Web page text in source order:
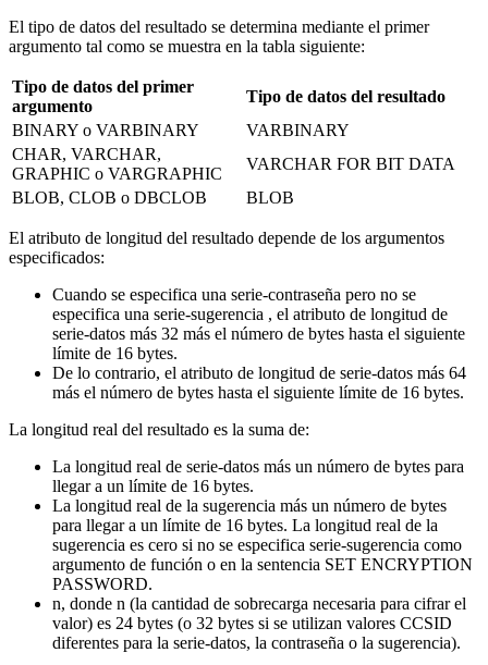
El tipo de datos del resultado se determina mediante el primer
argumento tal como se muestra en la tabla siguiente:
Tipo de datos del primer
argumento
Tipo de datos del resultado
BINARY o VARBINARY
VARBINARY
CHAR, VARCHAR,
GRAPHIC o VARGRAPHIC
VARCHAR FOR BIT DATA
BLOB, CLOB o DBCLOB
BLOB
El atributo de longitud del resultado depende de los argumentos
especificados:
Cuando se especifica una serie-contraseña pero no se
especifica una serie-sugerencia , el atributo de longitud de
serie-datos más 32 más el número de bytes hasta el siguiente
límite de 16 bytes.
De lo contrario, el atributo de longitud de serie-datos más 64
más el número de bytes hasta el siguiente límite de 16 bytes.
La longitud real del resultado es la suma de:
La longitud real de serie-datos más un número de bytes para
llegar a un límite de 16 bytes.
La longitud real de la sugerencia más un número de bytes
para llegar a un límite de 16 bytes. La longitud real de la
sugerencia es cero si no se especifica serie-sugerencia como
argumento de función o en la sentencia SET ENCRYPTION
PASSWORD.
n, donde n (la cantidad de sobrecarga necesaria para cifrar el
valor) es 24 bytes (o 32 bytes si se utilizan valores CCSID
diferentes para la serie-datos, la contraseña o la sugerencia).